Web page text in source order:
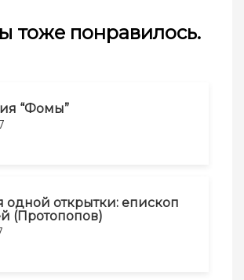
тоже понравилось.
“Фомы”
одной открытки: епископ
(Протопопов)